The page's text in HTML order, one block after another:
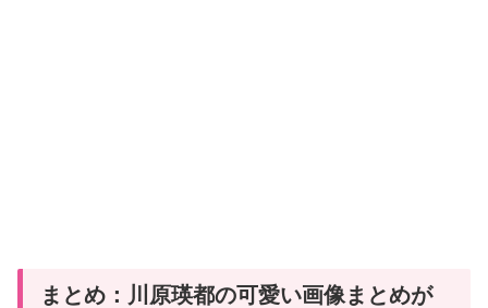
まとめ：川原瑛都の可愛い画像まとめが